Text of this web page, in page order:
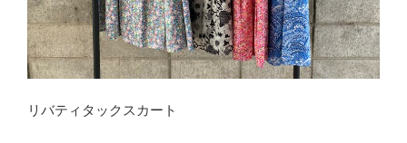
リバティタックスカート